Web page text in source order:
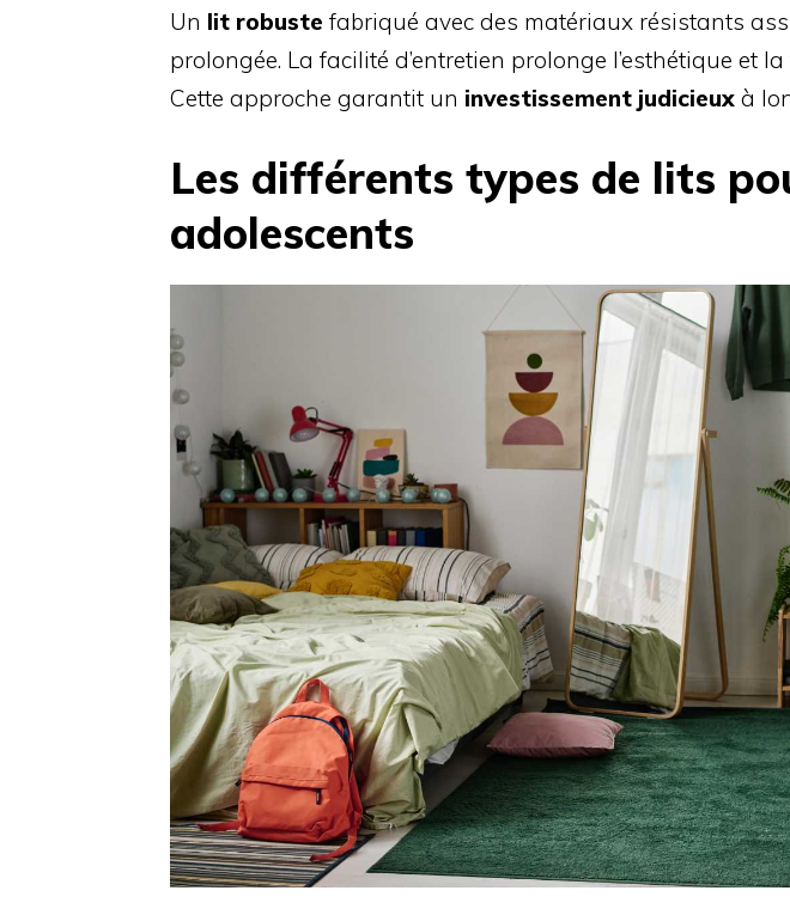
Un lit robuste fabriqué avec des matériaux résistants
prolongée. La facilité d’entretien prolonge l’esthétique et
Cette approche garantit un investissement judicieux à
Les différents types de lits
adolescents